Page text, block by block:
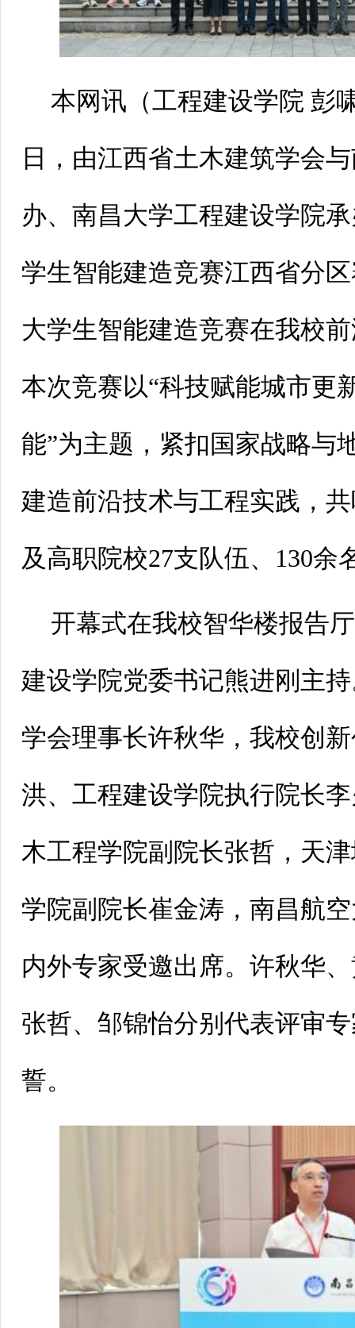
本网讯（工程建设学院彭
日，由江西省土木建筑学会
办、南昌大学工程建设学院
学生智能建造竞赛江西省分
大学生智能建造竞赛在我校
本次竞赛以“科技赋能城市更
能”为主题，紧扣国家战略与
建造前沿技术与工程实践，
及高职院校27支队伍、130余
开幕式在我校智华楼报告
建设学院党委书记熊进刚主
学会理事长许秋华，我校创
洪、工程建设学院执行院长
木工程学院副院长张哲，天
学院副院长崔金涛，南昌航
内外专家受邀出席。许秋华
张哲、邹锦怡分别代表评审
誓。